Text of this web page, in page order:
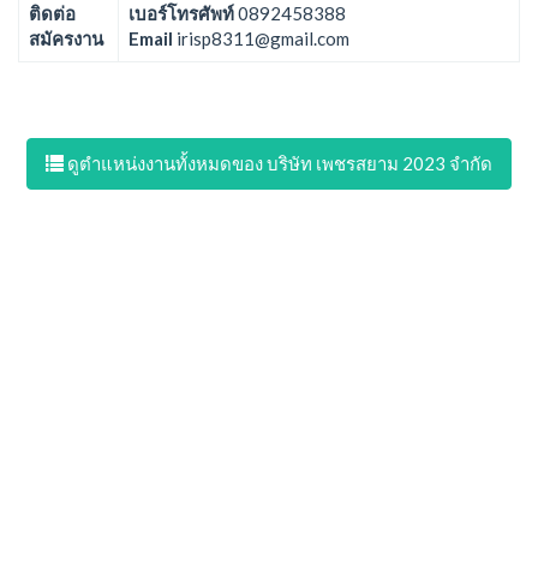
ติดต่อ
สมัครงาน
เบอร์โทรศัพท์0892458388
Email irisp8311@gmail.com
ดูตำแหน่งงานทั้งหมดของ บริษัท เพชรสยาม 2023 จำกัด